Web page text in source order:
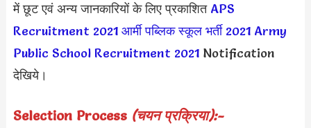
में छूट एवं अन्य जानकारियों के लिए प्रकाशित APS
Recruitment 2021 आर्मी पब्लिक स्कूल भर्ती 2021 Army
Public School Recruitment 2021Notification
देखिये।
Selection Process (चयन प्रक्रिया):-